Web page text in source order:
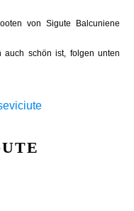
von Sigute Balcuniene
auch schön ist, folgen unten